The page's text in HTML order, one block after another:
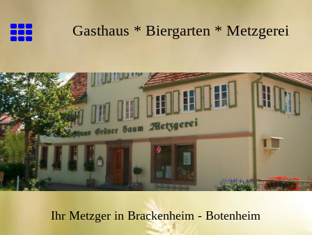
Gasthaus * Biergarten * Metzgerei
Ihr Metzger in Brackenheim - Botenheim